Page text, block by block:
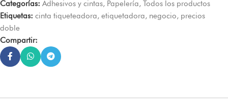
Categorías: Adhesivos y cintas, Papelería, Todos los productos
Etiquetas: cinta tiqueteadora, etiquetadora, negocio, precios
doble
Compartir: